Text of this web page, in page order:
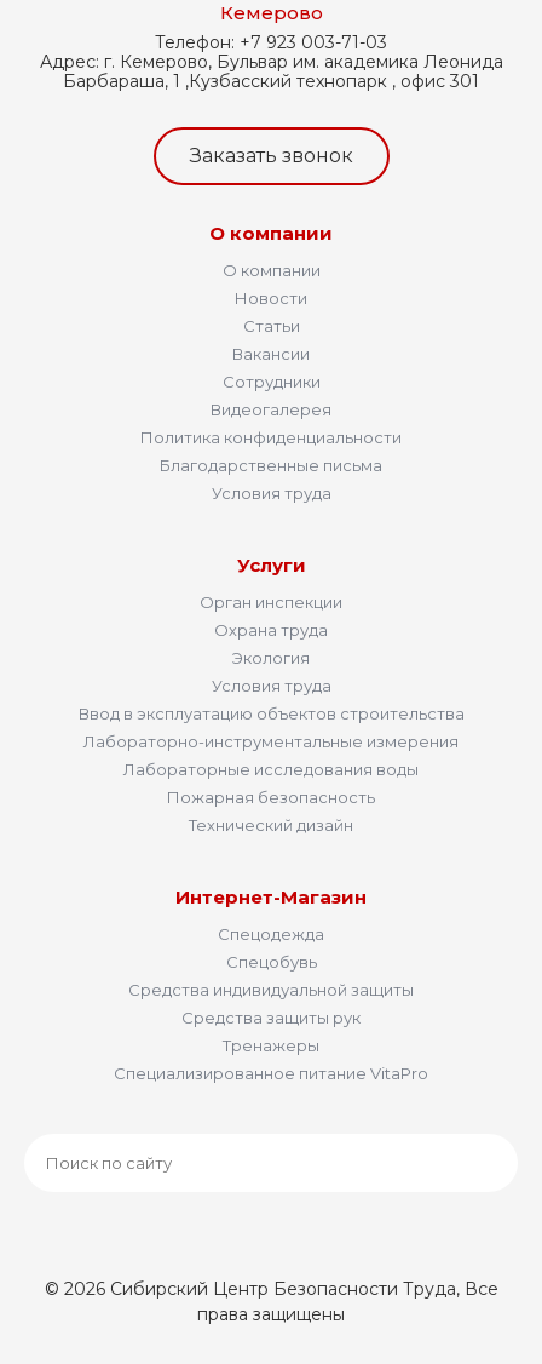
Кемерово
Телефон: +7 923 003-71-03
Адрес: г. Кемерово, Бульвар им. академика Леонида
Барбараша, 1 ,Кузбасский технопарк , офис 301
Заказать звонок
О компании
О компании
Новости
Статьи
Вакансии
Сотрудники
Видеогалерея
Политика конфиденциальности
Благодарственные письма
Условия труда
Услуги
Орган инспекции
Охрана труда
Экология
Условия труда
Ввод в эксплуатацию объектов строительства
Лабораторно-инструментальные измерения
Лабораторные исследования воды
Пожарная безопасность
Технический дизайн
Интернет-Магазин
Спецодежда
Спецобувь
Средства индивидуальной защиты
Средства защиты рук
Тренажеры
Специализированное питание VitaPro
© 2026 Сибирский Центр Безопасности Труда, Все
права защищены